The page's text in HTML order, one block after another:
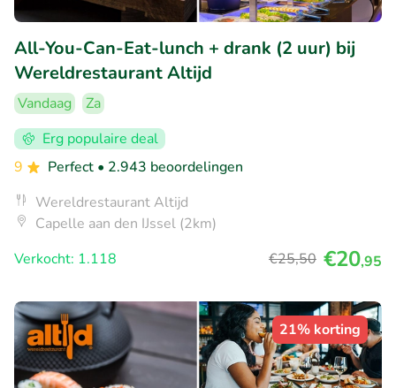
All-You-Can-Eat-lunch + drank (2 uur) bij
Wereldrestaurant Altijd
Vandaag
Za
Erg populaire deal
9
Perfect • 2.943 beoordelingen
Wereldrestaurant Altijd
Capelle aan den IJssel (2km)
Verkocht: 1.118
€25,50 €20,95
21% korting